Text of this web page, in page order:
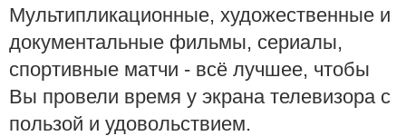
Мультипликационные, художественные и
документальные фильмы, сериалы,
спортивные матчи - всё лучшее, чтобы
Вы провели время у экрана телевизора с
пользой и удовольствием.